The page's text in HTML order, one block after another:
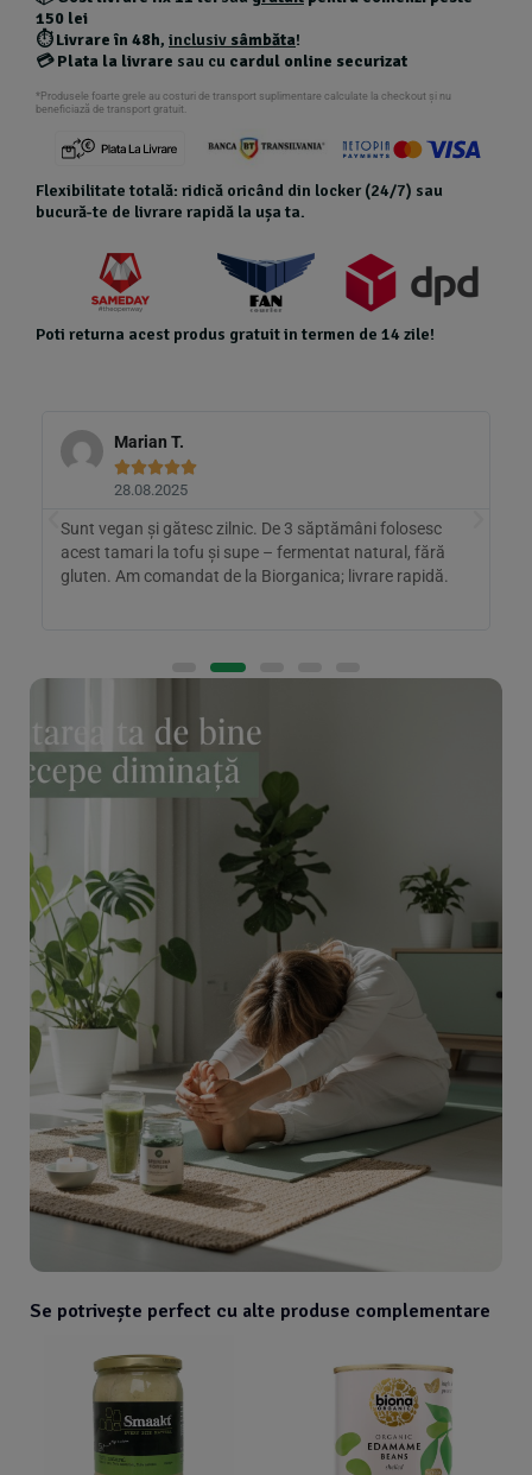
150 lei
⏱️Livrare în 48h, inclusiv sâmbăta!
💳Plata la livrare sau cu cardul online securizat
*Produsele foarte grele au costuri de transport suplimentare calculate la checkout și nu
beneficiază de transport gratuit.
Flexibilitate totală: ridică oricând din locker (24/7) sau
bucură-te de livrare rapidă la ușa ta.
Poti returna acest produs gratuit in termen de 14 zile!
Marian T.

28.08.2025
Sunt vegan și gătesc zilnic. De 3 săptămâni folosesc
acest tamari la tofu și supe – fermentat natural, fără
gluten. Am comandat de la Biorganica; livrare rapidă.
Se potrivește perfect cu alte produse complementare